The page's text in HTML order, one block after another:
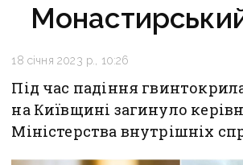
18 січня 2023 р., 10:26
Під час падіння
на Київщині загинуло
Міністерства внутрішніх